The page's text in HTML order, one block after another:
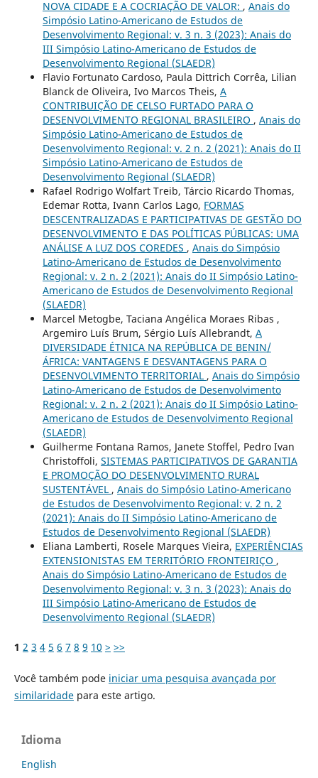
NOVA CIDADE E A COCRIAÇÃO DE VALOR: , Anais do
Simpósio Latino-Americano de Estudos de
Desenvolvimento Regional: v. 3 n. 3 (2023): Anais do
III Simpósio Latino-Americano de Estudos de
Desenvolvimento Regional (SLAEDR)
Flavio Fortunato Cardoso, Paula Dittrich Corrêa, Lilian
Blanck de Oliveira, Ivo Marcos Theis, A
CONTRIBUIÇÃO DE CELSO FURTADO PARA O
DESENVOLVIMENTO REGIONAL BRASILEIRO , Anais do
Simpósio Latino-Americano de Estudos de
Desenvolvimento Regional: v. 2 n. 2 (2021): Anais do II
Simpósio Latino-Americano de Estudos de
Desenvolvimento Regional (SLAEDR)
Rafael Rodrigo Wolfart Treib, Tárcio Ricardo Thomas,
Edemar Rotta, Ivann Carlos Lago, FORMAS
DESCENTRALIZADAS E PARTICIPATIVAS DE GESTÃO DO
DESENVOLVIMENTO E DAS POLÍTICAS PÚBLICAS: UMA
ANÁLISE A LUZ DOS COREDES , Anais do Simpósio
Latino-Americano de Estudos de Desenvolvimento
Regional: v. 2 n. 2 (2021): Anais do II Simpósio Latino-
Americano de Estudos de Desenvolvimento Regional
(SLAEDR)
Marcel Metogbe, Taciana Angélica Moraes Ribas ,
Argemiro Luís Brum, Sérgio Luís Allebrandt, A
DIVERSIDADE ÉTNICA NA REPÚBLICA DE BENIN/
ÁFRICA: VANTAGENS E DESVANTAGENS PARA O
DESENVOLVIMENTO TERRITORIAL , Anais do Simpósio
Latino-Americano de Estudos de Desenvolvimento
Regional: v. 2 n. 2 (2021): Anais do II Simpósio Latino-
Americano de Estudos de Desenvolvimento Regional
(SLAEDR)
Guilherme Fontana Ramos, Janete Stoffel, Pedro Ivan
Christoffoli, SISTEMAS PARTICIPATIVOS DE GARANTIA
E PROMOÇÃO DO DESENVOLVIMENTO RURAL
SUSTENTÁVEL , Anais do Simpósio Latino-Americano
de Estudos de Desenvolvimento Regional: v. 2 n. 2
(2021): Anais do II Simpósio Latino-Americano de
Estudos de Desenvolvimento Regional (SLAEDR)
Eliana Lamberti, Rosele Marques Vieira, EXPERIÊNCIAS
EXTENSIONISTAS EM TERRITÓRIO FRONTEIRIÇO ,
Anais do Simpósio Latino-Americano de Estudos de
Desenvolvimento Regional: v. 3 n. 3 (2023): Anais do
III Simpósio Latino-Americano de Estudos de
Desenvolvimento Regional (SLAEDR)
1 2 3 4 5 6 7 8 9 10 > >>
Você também pode iniciar uma pesquisa avançada por
similaridadepara este artigo.
Idioma
English